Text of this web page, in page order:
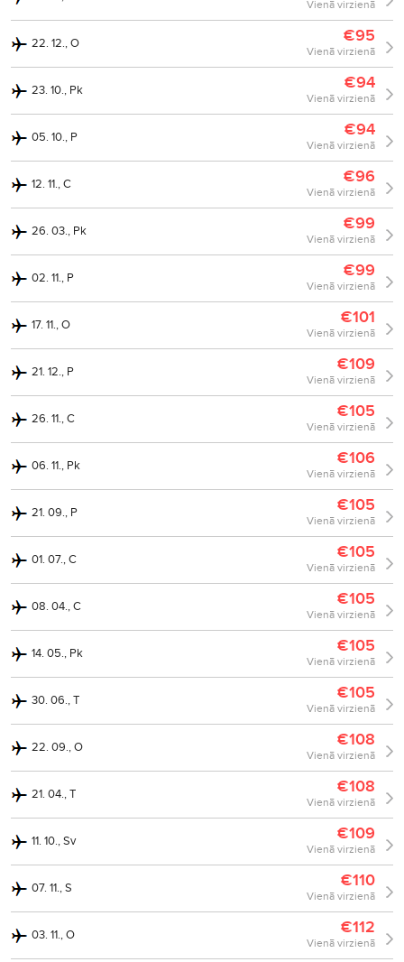
Vienā virzienā
22. 12., O €95
Vienā virzienā
23. 10., Pk €94
Vienā virzienā
05. 10., P €94
Vienā virzienā
12. 11., C €96
Vienā virzienā
26. 03., Pk €99
Vienā virzienā
02. 11., P €99
Vienā virzienā
17. 11., O €101
Vienā virzienā
21. 12., P €109
Vienā virzienā
26. 11., C €105
Vienā virzienā
06. 11., Pk €106
Vienā virzienā
21. 09., P €105
Vienā virzienā
01. 07., C €105
Vienā virzienā
08. 04., C €105
Vienā virzienā
14. 05., Pk €105
Vienā virzienā
30. 06., T €105
Vienā virzienā
22. 09., O €108
Vienā virzienā
21. 04., T €108
Vienā virzienā
11. 10., Sv €109
Vienā virzienā
07. 11., S €110
Vienā virzienā
03. 11., O €112
Vienā virzienā